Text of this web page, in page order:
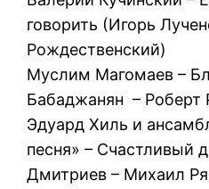
говорить (Игорь
Рождественский)
Муслим Магомаев –
Бабаджанян – Роберт
Эдуард Хиль и
песня» – Счастливый
Дмитриев – Михаил